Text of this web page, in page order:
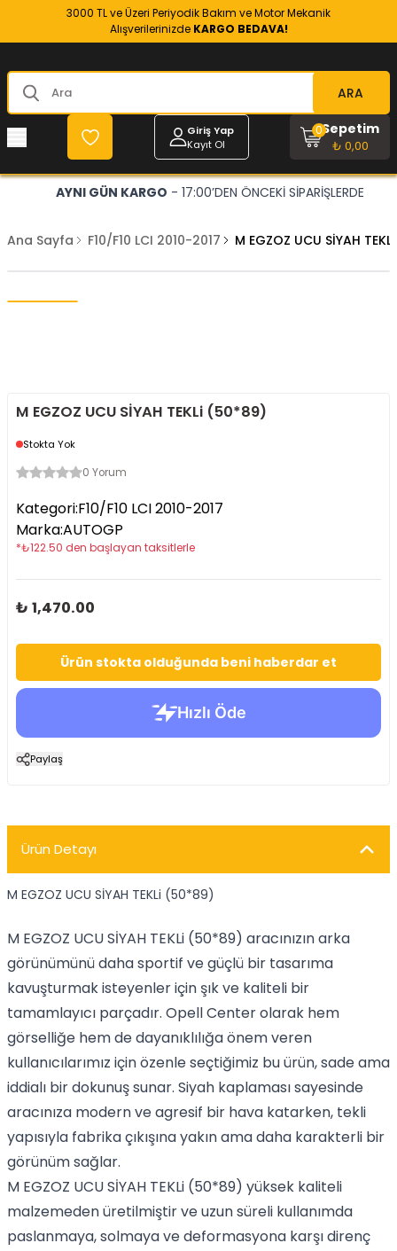
3000 TL ve Üzeri Periyodik Bakım ve Motor Mekanik
Alışverilerinizde KARGO BEDAVA!
ARA
Giriş Yap
Kayıt Ol
Sepetim
₺ 0,00
0
AYNI GÜN KARGO - 17:00’DEN ÖNCEKİ SİPARİŞLERDE
Ana Sayfa F10/F10 LCI 2010-2017 M EGZOZ UCU SİYAH
M EGZOZ UCU SİYAH TEKLi (50*89)
Stokta Yok
0 Yorum
Kategori:F10/F10 LCI 2010-2017
Marka:AUTOGP
*₺122.50 den başlayan taksitlerle
₺ 1,470.00
Ürün stokta olduğunda beni haberdar et
Paylaş
Ürün Detayı
M EGZOZ UCU SİYAH TEKLi (50*89)
M EGZOZ UCU SİYAH TEKLi (50*89) aracınızın arka
görünümünü daha sportif ve güçlü bir tasarıma
kavuşturmak isteyenler için şık ve kaliteli bir
tamamlayıcı parçadır. Opell Center olarak hem
görselliğe hem de dayanıklılığa önem veren
kullanıcılarımız için özenle seçtiğimiz bu ürün, sade ama
iddialı bir dokunuş sunar. Siyah kaplaması sayesinde
aracınıza modern ve agresif bir hava katarken, tekli
yapısıyla fabrika çıkışına yakın ama daha karakterli bir
görünüm sağlar.
M EGZOZ UCU SİYAH TEKLi (50*89) yüksek kaliteli
malzemeden üretilmiştir ve uzun süreli kullanımda
paslanmaya, solmaya ve deformasyona karşı direnç